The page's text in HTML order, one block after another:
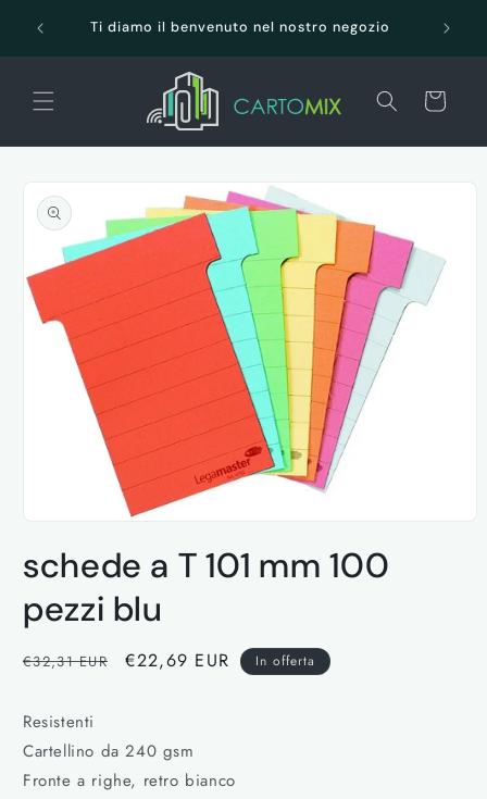
direttamenteTi diamo il benvenuto nel nostro negozio
Carrello
informazioni
sul prodotto
multimediali
1
finestra
modale
schede a T 101 mm 100
pezzi blu
Prezzo
listino
€32,31 EUR
Prezzo
€22,69 EUR In offerta
Resistenti
Cartellino da 240 gsm
Fronte a righe, retro bianco